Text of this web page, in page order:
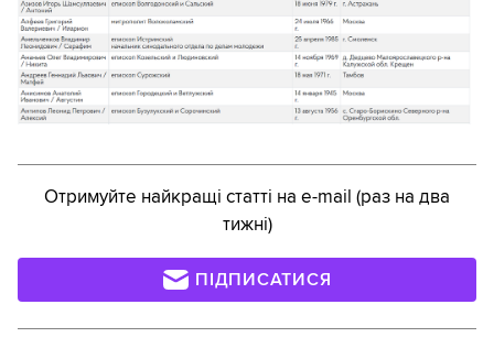
Отримуйте найкращі статті на e-mail (раз на два
тижні)
ПІДПИСАТИСЯ